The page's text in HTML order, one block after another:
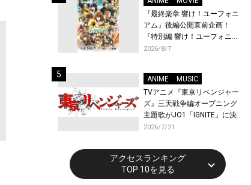
『最終楽章 響け！ユーフォニ
アム』後編公開直前企画！
『特別編 響け！ユーフォニア
ム〜アンサンブルコンテス
映が決定！
2026/8/7
ANIME
MUSIC
TVアニメ『東京リベンジャー
ズ』三天戦争編オープニング
主題歌がJO1「IGNITE」に決
定！メンバー全員から喜びと
トが到着！9月に東京・大阪で
先行上映会を開催！
2026/7/21
アクセスランキング
TOP 10を見る